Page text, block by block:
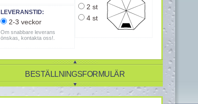
2 st
4 st
LEVERANSTID:
2-3 veckor
Om snabbare leverans
önskas, kontakta oss!.
BESTÄLLNINGSFORMULÄR